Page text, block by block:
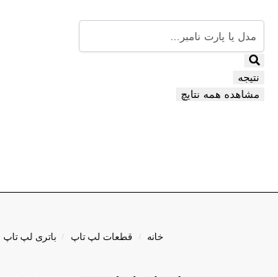
نتیجه
مشاهده همه نتایچ
خانه / قطعات لپ تاپ / باتری لپ تاپ